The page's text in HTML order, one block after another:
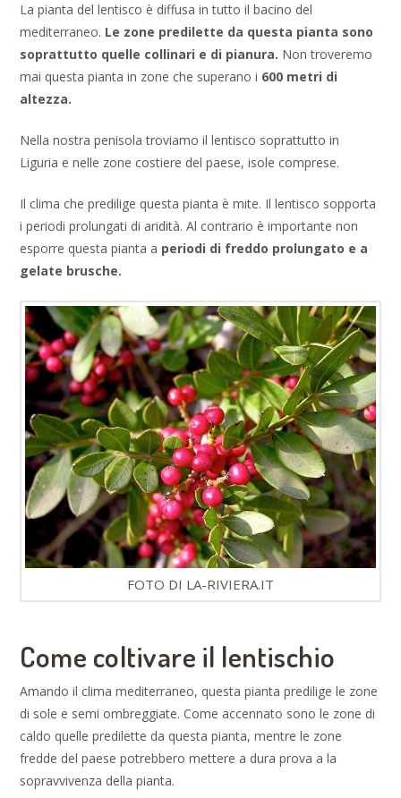
La pianta del lentisco è diffusa in tutto il bacino del
mediterraneo. Le zone predilette da questa pianta sono
soprattutto quelle collinari e di pianura. Non troveremo
mai questa pianta in zone che superano i 600 metri di
altezza.
Nella nostra penisola troviamo il lentisco soprattutto in
Liguria e nelle zone costiere del paese, isole comprese.
Il clima che predilige questa pianta è mite. Il lentisco sopporta
i periodi prolungati di aridità. Al contrario è importante non
esporre questa pianta a periodi di freddo prolungato e a
gelate brusche.
FOTO DI LA-RIVIERA.IT
Come coltivare il lentischio
Amando il clima mediterraneo, questa pianta predilige le zone
di sole e semi ombreggiate. Come accennato sono le zone di
caldo quelle predilette da questa pianta, mentre le zone
fredde del paese potrebbero mettere a dura prova a la
sopravvivenza della pianta.